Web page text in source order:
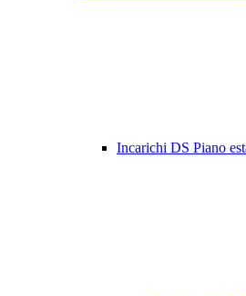
Incarichi DS Piano